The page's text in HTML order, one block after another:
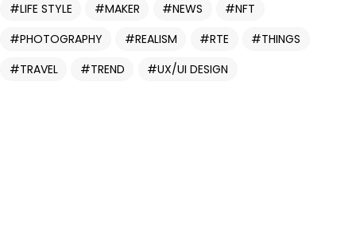
LIFE STYLE
MAKER NEWS
NFT
PHOTOGRAPHY
REALISM RTE
THINGS
TRAVEL
TREND UX/UI DESIGN